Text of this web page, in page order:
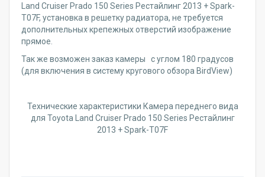
Land Cruiser Prado 150 Series Рестайлинг 2013 + Spark-
T07F, установка в решетку радиатора, не требуется
дополнительных крепежных отверстий изображение
прямое.
Так же возможен заказ камеры с углом 180 градусов
(для включения в систему кругового обзора BirdView)
Технические характеристики Камера переднего вида
для Toyota Land Cruiser Prado 150 Series Рестайлинг
2013 + Spark-T07F